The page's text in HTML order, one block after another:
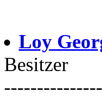
Loy
Besitzer